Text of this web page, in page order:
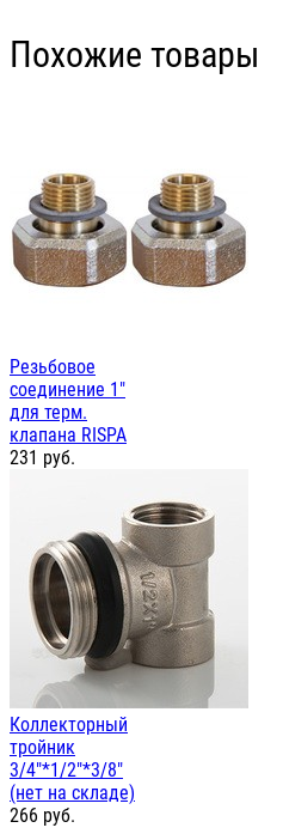
Похожие товары
Резьбовое
соединение 1"
для терм.
клапана RISPA
231 руб.
Коллекторный
тройник
3/4"*1/2"*3/8"
(нет на складе)
266 руб.